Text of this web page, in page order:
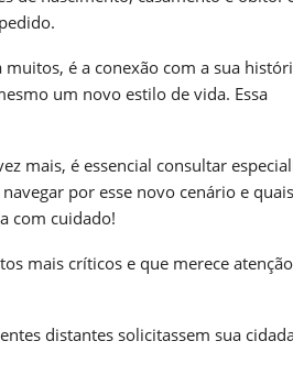
é a conexão com a sua
um novo estilo de vida. Essa
mais, é essencial consultar
por esse novo cenário e quais
com cuidado!
mais críticos e que merece
distantes solicitassem sua